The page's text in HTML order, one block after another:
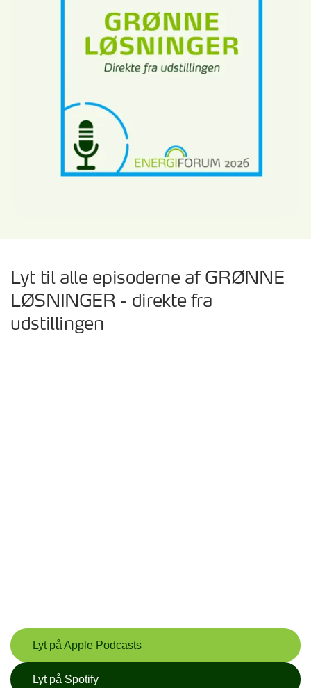
Lyt til alle episoderne af GRØNNE
LØSNINGER - direkte fra
udstillingen
Lyt på Apple Podcasts
Lyt på Spotify